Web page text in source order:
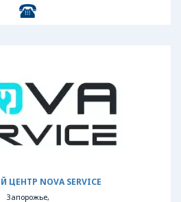
ЦЕНТР NOVA SERVICE
Запорожье,